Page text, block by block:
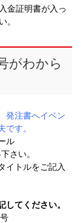
金証明書が入っ
。
がわから
発注書へイベン
です。
ル
さい。
イトルをご記入
してください。